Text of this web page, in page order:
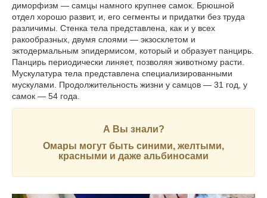
диморфизм — самцы намного крупнее самок. Брюшной
отдел хорошо развит, и, его сегменты и придатки без труда
различимы. Стенка тела представлена, как и у всех
ракообразных, двумя слоями — экзосклетом и
эктодермальным эпидермисом, который и образует панцирь.
Панцирь периодически линяет, позволяя животному расти.
Мускулатура тела представлена специализированными
мускулами. Продолжительность жизни у самцов — 31 год, у
самок — 54 года.
А Вы знали?
Омары могут быть синими, желтыми,
красными и даже альбиносами